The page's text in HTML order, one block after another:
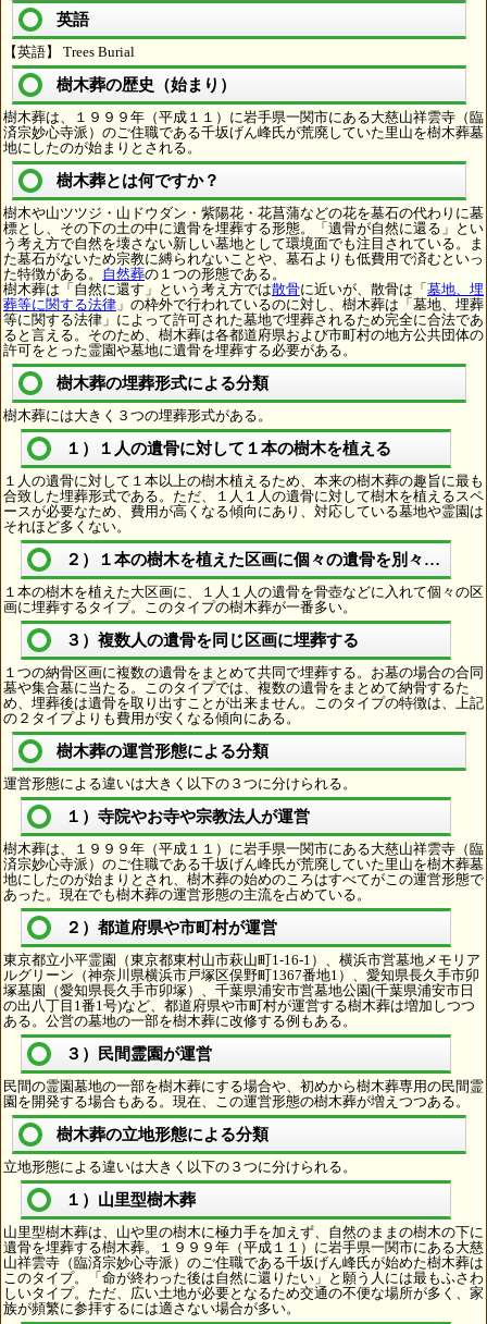
英語
【英語】 Trees Burial
樹木葬の歴史（始まり）
樹木葬は、１９９９年（平成１１）に岩手県一関市にある大慈山祥雲寺（臨
済宗妙心寺派）のご住職である千坂げん峰氏が荒廃していた里山を樹木葬墓
地にしたのが始まりとされる。
樹木葬とは何ですか？
樹木や山ツツジ・山ドウダン・紫陽花・花菖蒲などの花を墓石の代わりに墓
標とし、その下の土の中に遺骨を埋葬する形態。「遺骨が自然に還る」とい
う考え方で自然を壊さない新しい墓地として環境面でも注目されている。ま
た墓石がないため宗教に縛られないことや、墓石よりも低費用で済むといっ
た特徴がある。 自然葬の１つの形態である。
樹木葬は「自然に還す」という考え方では散骨に近いが、散骨は「 墓地、埋
葬等に関する法律 」の枠外で行われているのに対し、樹木葬は「墓地、埋葬
等に関する法律」によって許可された墓地で埋葬されるため完全に合法であ
ると言える。そのため、樹木葬は各都道府県および市町村の地方公共団体の
許可をとった霊園や墓地に遺骨を埋葬する必要がある。
樹木葬の埋葬形式による分類
樹木葬には大きく３つの埋葬形式がある。
１）１人の遺骨に対して１本の樹木を植える
１人の遺骨に対して１本以上の樹木植えるため、本来の樹木葬の趣旨に最も
合致した埋葬形式である。ただ、１人１人の遺骨に対して樹木を植えるスペ
ースが必要なため、費用が高くなる傾向にあり、対応している墓地や霊園は
それほど多くない。
２）１本の樹木を植えた区画に個々の遺骨を別々に埋葬
１本の樹木を植えた大区画に、１人１人の遺骨を骨壺などに入れて個々の区
画に埋葬するタイプ。このタイプの樹木葬が一番多い。
３）複数人の遺骨を同じ区画に埋葬する
１つの納骨区画に複数の遺骨をまとめて共同で埋葬する。お墓の場合の合同
墓や集合墓に当たる。このタイプでは、複数の遺骨をまとめて納骨するた
め、埋葬後は遺骨を取り出すことが出来ません。このタイプの特徴は、上記
の２タイプよりも費用が安くなる傾向にある。
樹木葬の運営形態による分類
運営形態による違いは大きく以下の３つに分けられる。
１）寺院やお寺や宗教法人が運営
樹木葬は、１９９９年（平成１１）に岩手県一関市にある大慈山祥雲寺（臨
済宗妙心寺派）のご住職である千坂げん峰氏が荒廃していた里山を樹木葬墓
地にしたのが始まりとされ、樹木葬の始めのころはすべてがこの運営形態で
あった。現在でも樹木葬の運営形態の主流を占めている。
２）都道府県や市町村が運営
東京都立小平霊園（東京都東村山市萩山町1-16-1）、横浜市営墓地メモリア
ルグリーン（神奈川県横浜市戸塚区俣野町1367番地1）、愛知県長久手市卯
塚墓園（愛知県長久手市卯塚）、千葉県浦安市営墓地公園(千葉県浦安市日
の出八丁目1番1号)など、都道府県や市町村が運営する樹木葬は増加しつつ
ある。公営の墓地の一部を樹木葬に改修する例もある。
３）民間霊園が運営
民間の霊園墓地の一部を樹木葬にする場合や、初めから樹木葬専用の民間霊
園を開発する場合もある。現在、この運営形態の樹木葬が増えつつある。
樹木葬の立地形態による分類
立地形態による違いは大きく以下の３つに分けられる。
１）山里型樹木葬
山里型樹木葬は、山や里の樹木に極力手を加えず、自然のままの樹木の下に
遺骨を埋葬する樹木葬。１９９９年（平成１１）に岩手県一関市にある大慈
山祥雲寺（臨済宗妙心寺派）のご住職である千坂げん峰氏が始めた樹木葬は
このタイプ。「命が終わった後は自然に還りたい」と願う人には最もふさわ
しいタイプ。ただ、広い土地が必要となるため交通の不便な場所が多く、家
族が頻繁に参拝するには適さない場合が多い。